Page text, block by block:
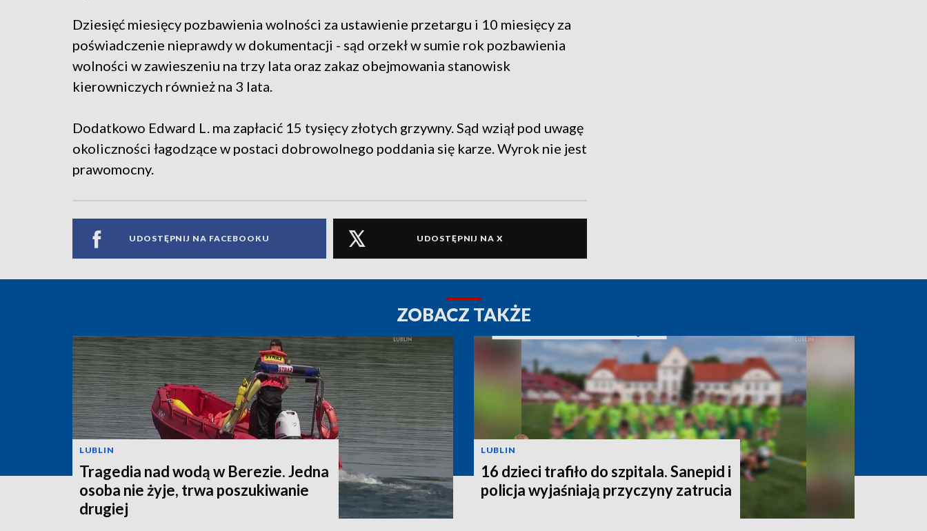
Dziesięć miesięcy pozbawienia wolności za ustawienie przetargu i 10 miesięcy za
poświadczenie nieprawdy w dokumentacji - sąd orzekł w sumie rok pozbawienia
wolności w zawieszeniu na trzy lata oraz zakaz obejmowania stanowisk
kierowniczych również na 3 lata.
Dodatkowo Edward L. ma zapłacić 15 tysięcy złotych grzywny. Sąd wziął pod uwagę
okoliczności łagodzące w postaci dobrowolnego poddania się karze. Wyrok nie jest
prawomocny.
UDOSTĘPNIJ NA FACEBOOKU UDOSTĘPNIJ NA X
ZOBACZ TAKŻE
LUBLIN
Tragedia nad wodą w Berezie. Jedna
osoba nie żyje, trwa poszukiwanie
drugiej
LUBLIN
16 dzieci trafiło do szpitala. Sanepid i
policja wyjaśniają przyczyny zatrucia